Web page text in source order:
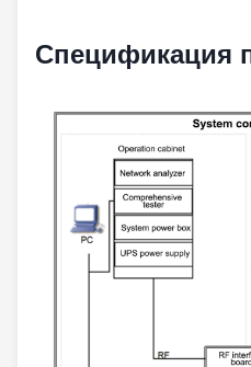
Спецификация